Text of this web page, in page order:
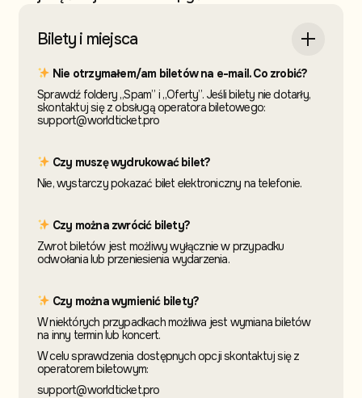
Bilety i miejsca
Nie otrzymałem/am biletów na e-mail. Co zrobić?
Sprawdź foldery „Spam” i „Oferty”. Jeśli bilety nie dotarły,
skontaktuj się z obsługą operatora biletowego:
support@worldticket.pro
Czy muszę wydrukować bilet?
Nie, wystarczy pokazać bilet elektroniczny na telefonie.
Czy można zwrócić bilety?
Zwrot biletów jest możliwy wyłącznie w przypadku
odwołania lub przeniesienia wydarzenia.
Czy można wymienić bilety?
W niektórych przypadkach możliwa jest wymiana biletów
na inny terminlub koncert.
W celu sprawdzenia dostępnych opcji skontaktujsię z
operatorem biletowym:
support@worldticket.pro